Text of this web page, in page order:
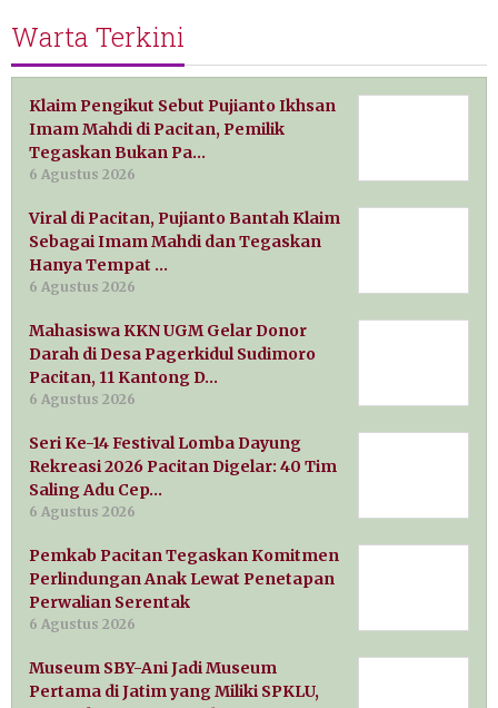
Warta Terkini
Klaim Pengikut Sebut Pujianto Ikhsan
Imam Mahdi di Pacitan, Pemilik
Tegaskan Bukan Pa…
6 Agustus 2026
Viral di Pacitan, Pujianto Bantah Klaim
Sebagai Imam Mahdi dan Tegaskan
Hanya Tempat …
6 Agustus 2026
Mahasiswa KKN UGM Gelar Donor
Darah di Desa Pagerkidul Sudimoro
Pacitan, 11 Kantong D…
6 Agustus 2026
Seri Ke-14 Festival Lomba Dayung
Rekreasi 2026 Pacitan Digelar: 40 Tim
Saling Adu Cep…
6 Agustus 2026
Pemkab Pacitan Tegaskan Komitmen
Perlindungan Anak Lewat Penetapan
Perwalian Serentak
6 Agustus 2026
Museum SBY-Ani Jadi Museum
Pertama di Jatim yang Miliki SPKLU,